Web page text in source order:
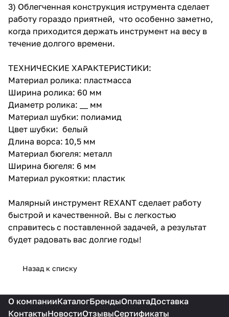
3) Облегченная конструкция иструмента сделает
работу гораздо приятней, что особенно заметно,
когда приходится держать инструмент на весу в
течение долгого времени.
ТЕХНИЧЕСКИЕ ХАРАКТЕРИСТИКИ:
Материал ролика: пластмасса
Ширина ролика: 60 мм
Диаметр ролика: __ мм
Материал шубки: полиамид
Цвет шубки: белый
Длина ворса: 10,5 мм
Материал бюгеля: металл
Ширина бюгеля: 6 мм
Материал рукоятки: пластик
Малярный инструмент REXANT сделает работу
быстрой и качественной. Вы с легкостью
справитесь с поставленной задачей, а результат
будет радовать вас долгие годы!
Назад к списку
О компанииКаталогБрендыОплатаДоставка
КонтактыНовостиОтзывыСертификаты